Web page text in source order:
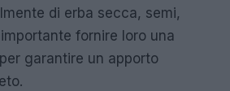
di erba secca, semi,
fornire loro una
garantire un apporto